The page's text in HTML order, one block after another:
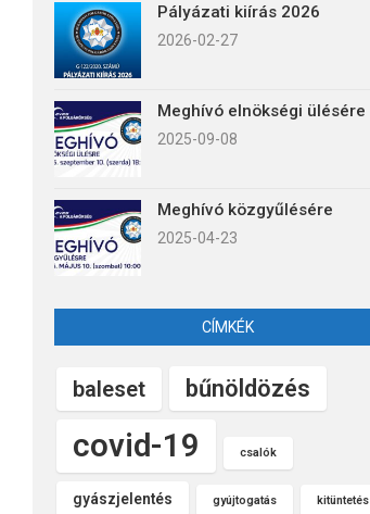
Pályázati kiírás 2026
2026-02-27
Meghívó elnökségi ülésére
2025-09-08
Meghívó közgyűlésére
2025-04-23
CÍMKÉK
baleset bűnöldözés
covid-19 csalók
gyászjelentés gyújtogatás kitüntetés